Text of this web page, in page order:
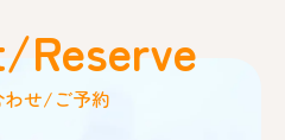
Reserve
わせ/ご予約